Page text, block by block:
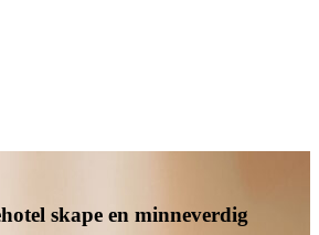
skape en minneverdig